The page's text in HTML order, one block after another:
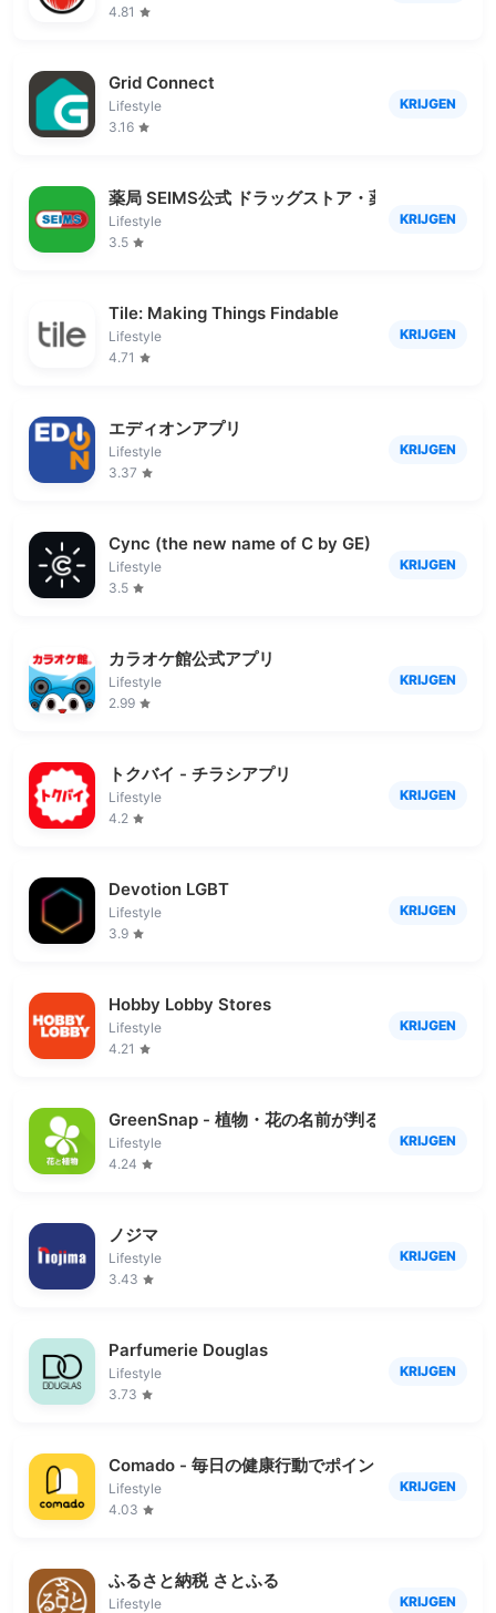
4.81
Grid Connect
Lifestyle
3.16
KRIJGEN
薬局 SEIMS公式 ドラッグストア・薬局｜ドラッグ
Lifestyle
3.5
KRIJGEN
Tile: Making Things Findable
Lifestyle
4.71
KRIJGEN
エディオンアプリ
Lifestyle
3.37
KRIJGEN
Cync (the new name of C by GE)
Lifestyle
3.5
KRIJGEN
カラオケ館公式アプリ
Lifestyle
2.99
KRIJGEN
トクバイ - チラシアプリ
Lifestyle
4.2
KRIJGEN
Devotion LGBT
Lifestyle
3.9
KRIJGEN
Hobby Lobby Stores
Lifestyle
4.21
KRIJGEN
GreenSnap - 植物・花の名前が判る写真共有アプリ
Lifestyle
4.24
KRIJGEN
ノジマ
Lifestyle
3.43
KRIJGEN
Parfumerie Douglas
Lifestyle
3.73
KRIJGEN
Comado - 毎日の健康行動でポイントが貯まる
Lifestyle
4.03
KRIJGEN
ふるさと納税 さとふる
Lifestyle
KRIJGEN